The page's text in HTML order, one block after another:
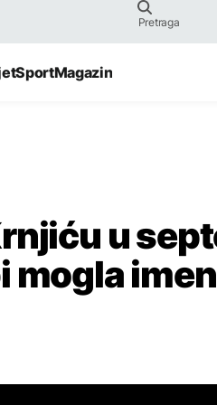
SportMagazin
u
mogla